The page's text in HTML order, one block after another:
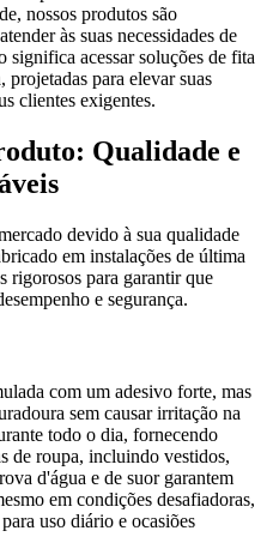
nossos produtos são
às suas necessidades de
significa acessar soluções de fita
para elevar suas
clientes exigentes.
Qualidade e
devido à sua qualidade
em instalações de última
rigorosos para garantir que
e segurança.
com um adesivo forte, mas
sem causar irritação na
todo o dia, fornecendo
de roupa, incluindo vestidos,
d'água e de suor garantem
em condições desafiadoras,
uso diário e ocasiões